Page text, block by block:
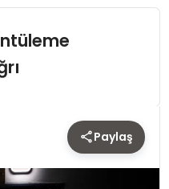
Paylaş